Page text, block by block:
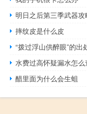
明日之后第三季武器攻
摔纹皮是什么皮
“拨过浮山供醉眼”的出
水费过高怀疑漏水怎么
醋里面为什么会生蛆